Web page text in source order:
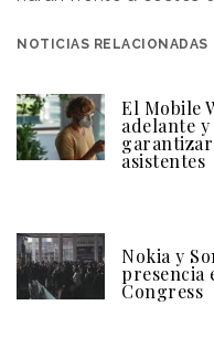
NOTICIAS RELACIONADAS
El Mobile
adelante
asistentes
Nokia y
presencia
Congress